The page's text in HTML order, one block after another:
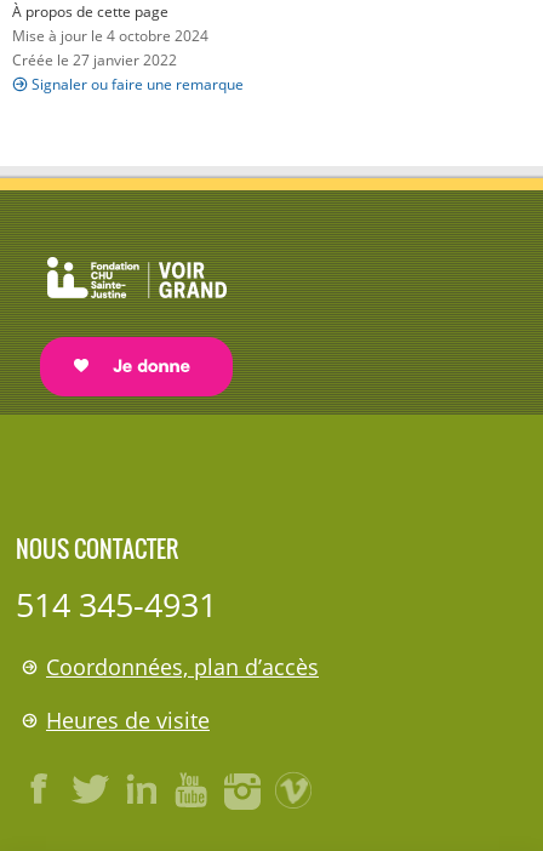
À propos de cette page
Mise à jour le 4 octobre 2024
Créée le 27 janvier 2022
Signaler ou faire une remarque
NOUS CONTACTER
514 345-4931
Coordonnées, plan d’accès
Heures de visite